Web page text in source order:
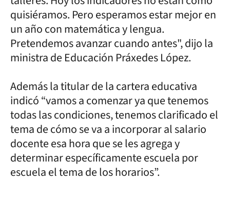
quisiéramos. Pero esperamos estar mejor en
un año con matemática y lengua.
Pretendemos avanzar cuando antes", dijo la
ministra de Educación Práxedes López.
Además la titular de la cartera educativa
indicó “vamos a comenzar ya que tenemos
todas las condiciones, tenemos clarificado el
tema de cómo se va a incorporar al salario
docente esa hora que se les agrega y
determinar específicamente escuela por
escuela el tema de los horarios”.